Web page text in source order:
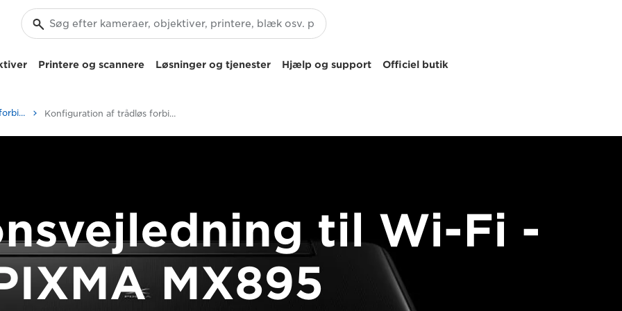
Printere og scannere Løsninger og tjenester Hjælp og support Officiel butik
Konfiguration af trådløs forbindelse til PIXMA-printer Konfiguration af trådløs forbindelse - PIXMA MX895
til Wi-Fi -
MX895